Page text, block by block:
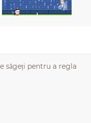
săgeți pentru a regla